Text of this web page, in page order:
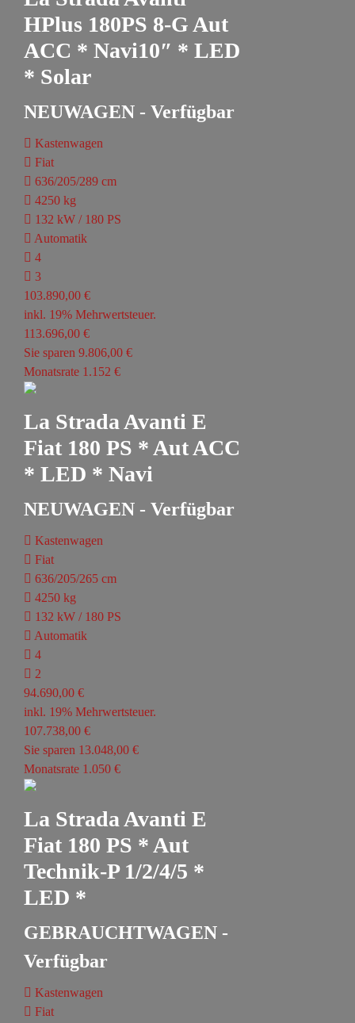
HPlus 180PS 8-G Aut
ACC * Navi10″ * LED
* Solar
NEUWAGEN - Verfügbar
Kastenwagen
Fiat
636/205/289 cm
4250 kg
132 kW / 180 PS
Automatik
4
3
103.890,00 €
inkl. 19% Mehrwertsteuer.
113.696,00 €
Sie sparen 9.806,00 €
Monatsrate 1.152 €
La Strada Avanti E
Fiat 180 PS * Aut ACC
* LED * Navi
NEUWAGEN - Verfügbar
Kastenwagen
Fiat
636/205/265 cm
4250 kg
132 kW / 180 PS
Automatik
4
2
94.690,00 €
inkl. 19% Mehrwertsteuer.
107.738,00 €
Sie sparen 13.048,00 €
Monatsrate 1.050 €
La Strada Avanti E
Fiat 180 PS * Aut
Technik-P 1/2/4/5 *
LED *
GEBRAUCHTWAGEN -
Verfügbar
Kastenwagen
Fiat